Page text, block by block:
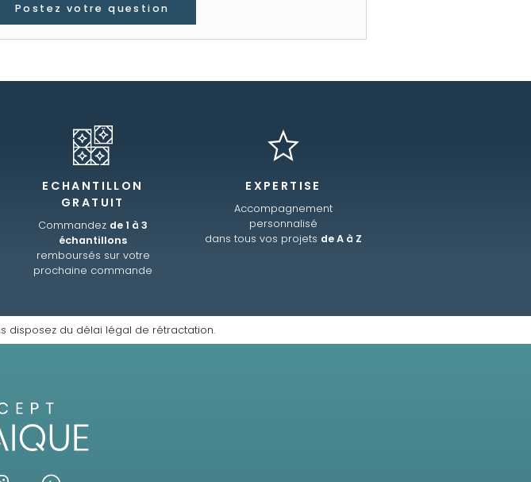
Postez votre question
ECHANTILLON
GRATUIT
Commandez de 1 à 3
échantillons
remboursés sur votre
prochaine commande
EXPERTISE
Accompagnement
personnalisé
dans tous vos projets de A à Z
disposez du délai légal de rétractation.